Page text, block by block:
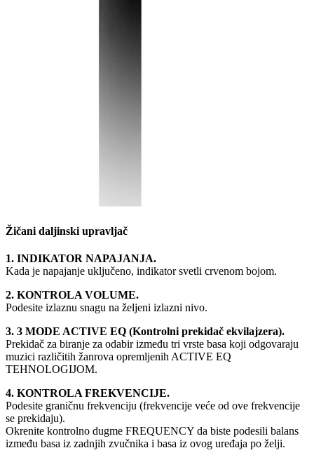
Žičani daljinski upravljač
1. INDIKATOR NAPAJANJA.
Kada je napajanje uključeno, indikator svetli crvenom bojom.
2. KONTROLA VOLUME.
Podesite izlaznu snagu na željeni izlazni nivo.
3. 3 MODE ACTIVE EQ (Kontrolni prekidač ekvilajzera).
Prekidač za biranje za odabir između tri vrste basa koji odgovaraju
muzici različitih žanrova opremljenih ACTIVE EQ
TEHNOLOGIJOM.
4. KONTROLA FREKVENCIJE.
Podesite graničnu frekvenciju (frekvencije veće od ove frekvencije
se prekidaju).
Okrenite kontrolno dugme FREQUENCY da biste podesili balans
između basa iz zadnjih zvučnika i basa iz ovog uređaja po želji.